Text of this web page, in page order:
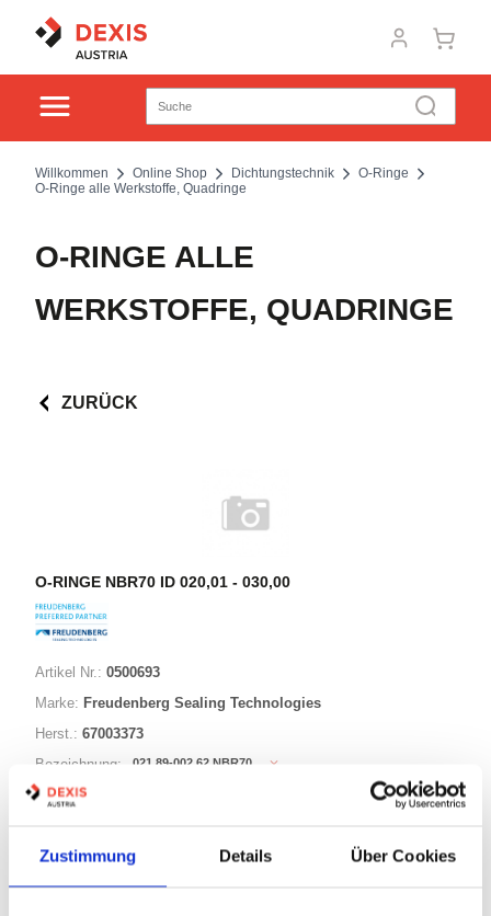
Zustimmung Details Über Cookies
Willkommen Online Shop Dichtungstechnik
O-Ringe
O-Ringe alle Werkstoffe, Quadringe
O-RINGE ALLE
WERKSTOFFE, QUADRINGE
ZURÜCK
O-RINGE NBR70 ID 020,01 - 030,00
Artikel Nr.: 0500693
Marke: Freudenberg Sealing Technologies
Herst.: 67003373
Bezeichnung:
021,89-002,62 NBR70
ID: 21,89mm